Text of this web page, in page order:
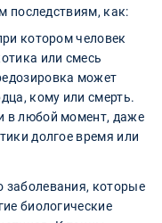
последствиям, как:
котором человек
или смесь
может
кому или смерть.
в любой момент, даже
долгое время или
заболевания, которые
биологические